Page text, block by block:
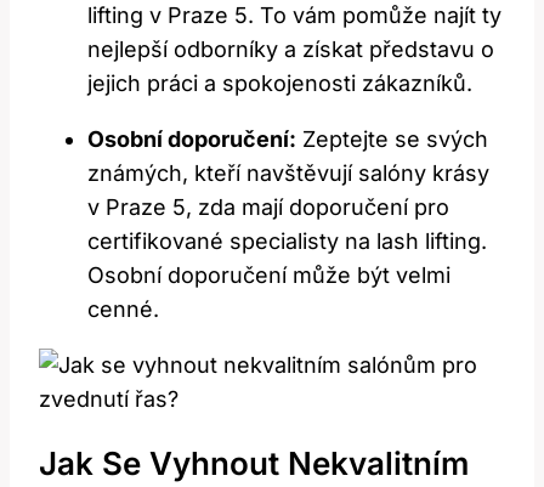
lifting ⁣v Praze 5. To vám pomůže najít ty
nejlepší odborníky a ⁣získat představu o
jejich práci a spokojenosti zákazníků.
Osobní doporučení: Zeptejte se svých
známých,⁤ kteří navštěvují salóny krásy
v Praze⁤ 5, ‍zda mají ‌doporučení pro
certifikované specialisty⁢ na lash ⁢lifting.
Osobní doporučení může být velmi
cenné.
Jak Se Vyhnout Nekvalitním